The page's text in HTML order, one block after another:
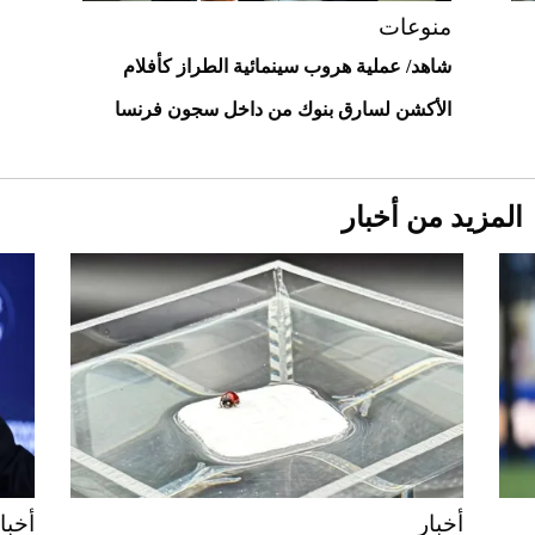
Aston Martin Valiant: على هوى الأبطال
منوعات
شاهد/ عملية هروب سينمائية الطراز كأفلام
الأكشن لسارق بنوك من داخل سجون فرنسا
المزيد من أخبار
أخبار